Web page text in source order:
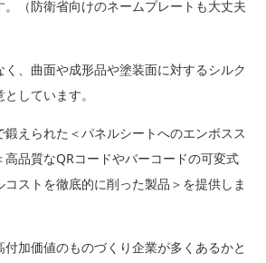
。（防衛省向けのネームプレートも大丈夫
く、曲面や成形品や塗装面に対するシルク
しています。
えられた＜パネルシートへのエンボスス
高品質なQRコードやバーコードの可変式
ストを徹底的に削った製品＞を提供しま
加価値のものづくり企業が多くあるかと